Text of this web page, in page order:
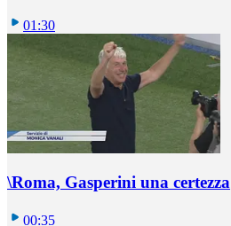
01:30
\Roma, Gasperini una certezza
00:35